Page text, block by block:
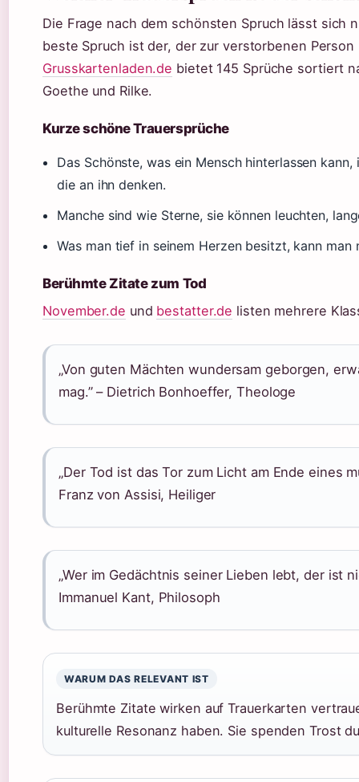
Die Frage nach dem schönsten Spruch lässt sich
beste Spruch ist der, der zur verstorbenen
Grusskartenladen.de bietet 145 Sprüche sortiert
Goethe und Rilke.
Kurze schöne Trauersprüche
Das Schönste, was ein Mensch hinterlassen
die an ihn denken.
Manche sind wie Sterne, sie können leuchten,
Was man tief in seinem Herzen besitzt, kann
Berühmte Zitate zum Tod
November.de und bestatter.de listen mehrere
„Von guten Mächten wundersam geborgen,
mag.” – Dietrich Bonhoeffer, Theologe
„Der Tod ist das Tor zum Licht am Ende eines
Franz von Assisi, Heiliger
„Wer im Gedächtnis seiner Lieben lebt, der ist
Immanuel Kant, Philosoph
WARUM DAS RELEVANT IST
Berühmte Zitate wirken auf Trauerkarten
kulturelle Resonanz haben. Sie spenden Trost